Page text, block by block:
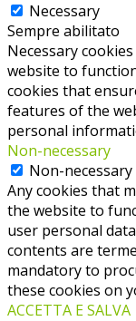
Necessary
Sempre abilitato
Necessary
website to
cookies that
features of the
personal
Non-necessary
Non-necessary
Any cookies that
the website to
user personal
contents are
mandatory to
these cookies on
ACCETTA E SALVA